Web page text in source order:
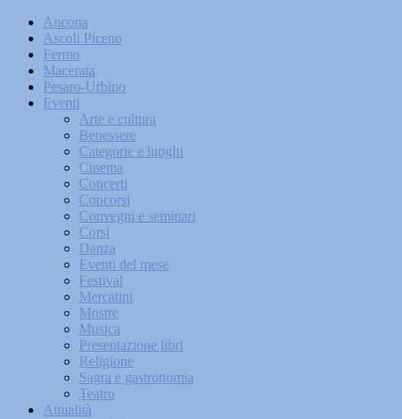
Ancona
Ascoli Piceno
Fermo
Macerata
Pesaro-Urbino
Eventi
Arte e cultura
Benessere
Categorie e luoghi
Cinema
Concerti
Concorsi
Convegni e seminari
Corsi
Danza
Eventi del mese
Festival
Mercatini
Mostre
Musica
Presentazione libri
Religione
Sagra e gastronomia
Teatro
Attualità